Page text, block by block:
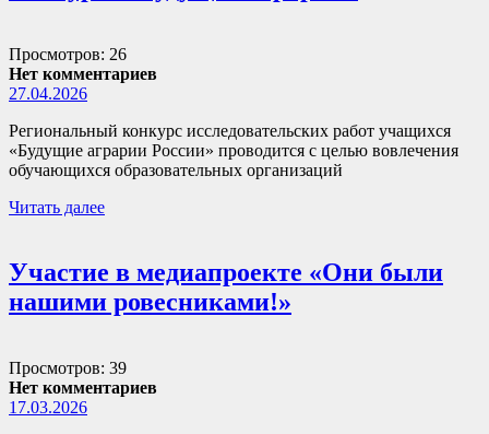
Просмотров: 26
Нет комментариев
27.04.2026
Региональный конкурс исследовательских работ учащихся
«Будущие аграрии России» проводится с целью вовлечения
обучающихся образовательных организаций
Читать далее
Участие в медиапроекте «Они были
нашими ровесниками!»
Просмотров: 39
Нет комментариев
17.03.2026